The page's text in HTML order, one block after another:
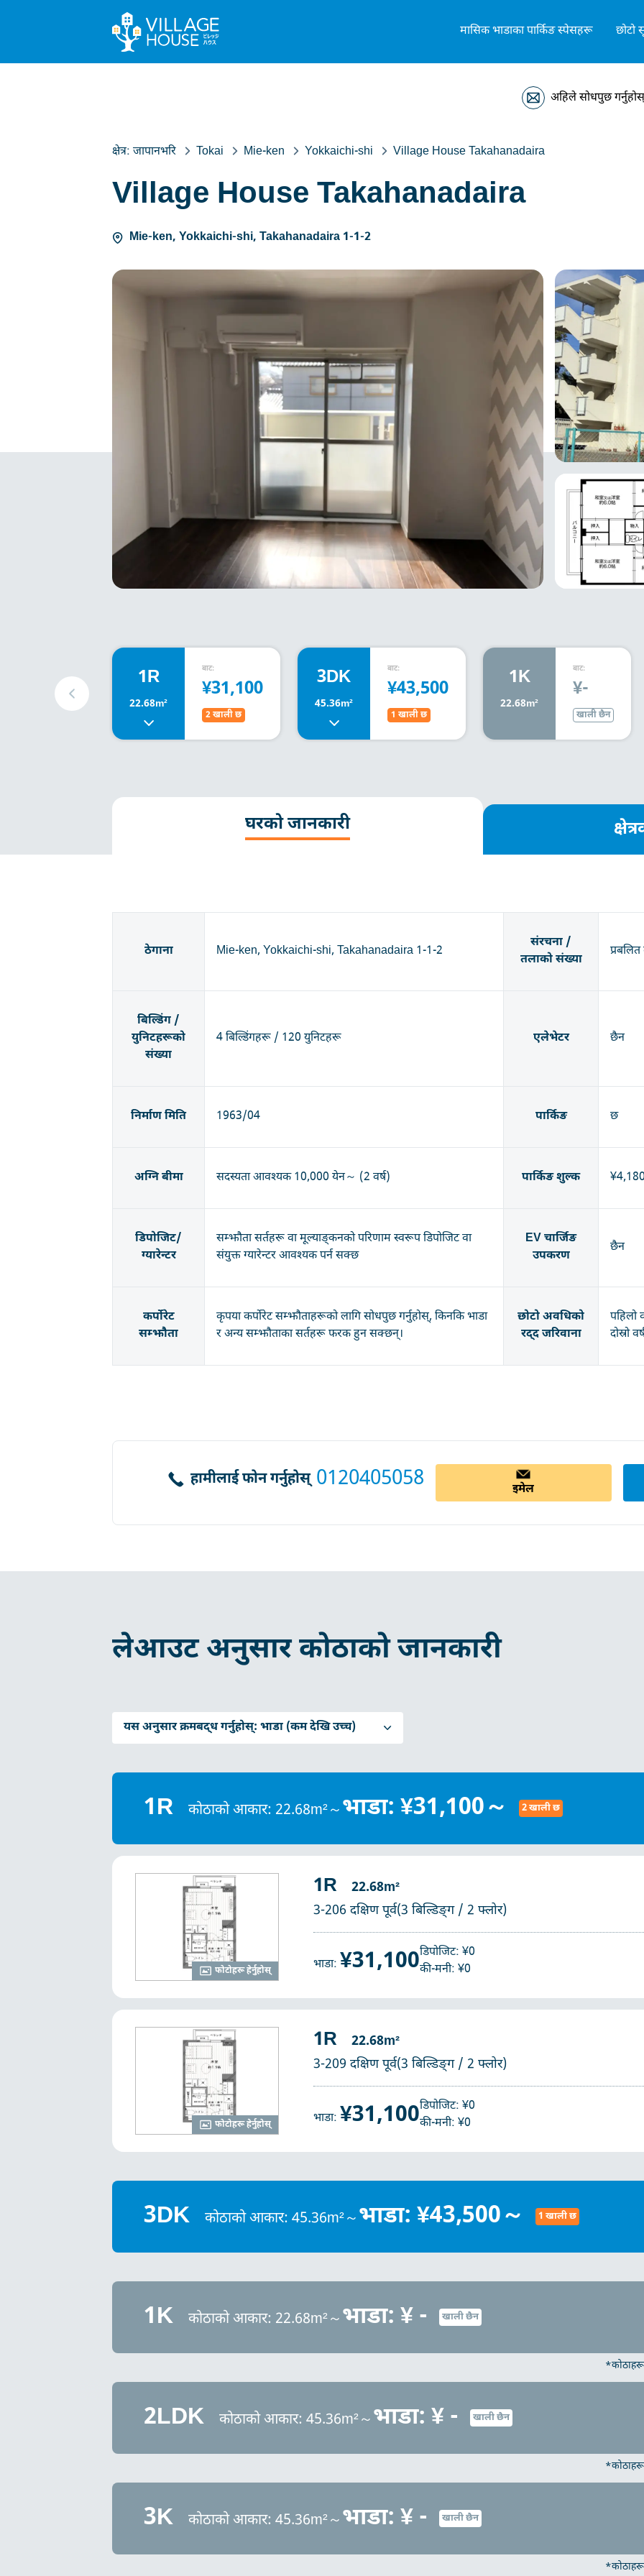
मासिक भाडाका पार्किङ स्पेसहरू छोटो
अहिले सोधपुछ गर्नुहोस्
क्षेत्र: जापानभरि Tokai Mie-ken Yokkaichi-shi Village House Takahanadaira
Village House Takahanadaira
Mie-ken, Yokkaichi-shi, Takahanadaira 1-1-2
1R
22.68m²
बाट:
¥31,100
2 खाली छ
3DK
45.36m²
बाट:
¥43,500
1 खाली छ
1K
22.68m²
बाट:
¥-
खाली छैन
घरको जानकारी
ठेगाना Mie-ken, Yokkaichi-shi, Takahanadaira 1-1-2
संरचना /
तलाको संख्या
बिल्डिंग /
युनिटहरूको
संख्या
4 बिल्डिंगहरू / 120 युनिटहरू एलेभेटर छैन
निर्माण मिति 1963/04 पार्किङ छ
अग्नि बीमा सदस्यता आवश्यक 10,000 येन～ (2 वर्ष) पार्किङ शुल्क
डिपोजिट/
ग्यारेन्टर
सम्झौता सर्तहरू वा मूल्याङ्कनको परिणाम स्वरूप डिपोजिट वा
संयुक्त ग्यारेन्टर आवश्यक पर्न सक्छ
EV चार्जिङ
उपकरण
छैन
कर्पोरेट
सम्झौता
कृपया कर्पोरेट सम्झौताहरूको लागि सोधपुछ गर्नुहोस्, किनकि भाडा
र अन्य सम्झौताका सर्तहरू फरक हुन सक्छन्।
छोटो अवधिको
रद्द जरिवाना
पहिलो
दोस्रो
हामीलाई फोन गर्नुहोस् 0120405058 इमेल
लेआउट अनुसार कोठाको जानकारी
यस अनुसार क्रमबद्ध गर्नुहोस्: भाडा (कम देखि उच्च)
1R कोठाको आकार: 22.68m²～भाडा: ¥31,100～ 2 खाली छ
फोटोहरू हेर्नुहोस्
1R
22.68m²
3-206 दक्षिण पूर्व(3 बिल्डिङ्ग / 2 फ्लोर)
भाडा: ¥31,100डिपोजिट: ¥0
की-मनी: ¥0
फोटोहरू हेर्नुहोस्
1R
22.68m²
3-209 दक्षिण पूर्व(3 बिल्डिङ्ग / 2 फ्लोर)
भाडा: ¥31,100डिपोजिट: ¥0
की-मनी: ¥0
3DK कोठाको आकार: 45.36m²～भाडा: ¥43,500～ 1 खाली छ
1K कोठाको आकार: 22.68m²～भाडा: ¥ - खाली छैन
*कोठाहरू
2LDK कोठाको आकार: 45.36m²～भाडा: ¥ - खाली छैन
*कोठाहरू
3K कोठाको आकार: 45.36m²～भाडा: ¥ - खाली छैन
*कोठाहरू